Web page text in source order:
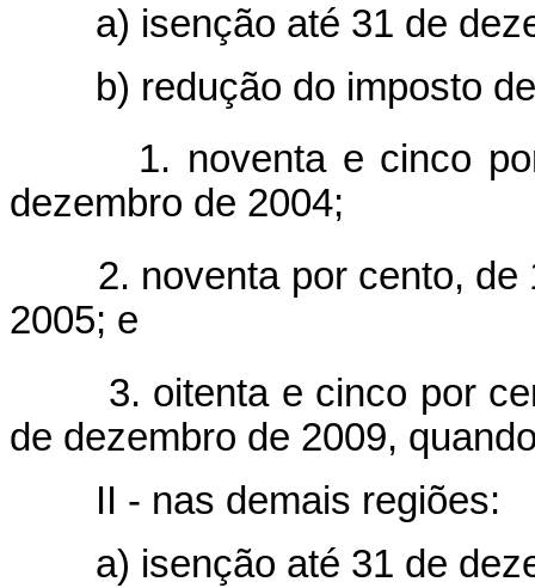
a) isenção até 31 de
b) redução do imposto
1. noventa e cinco por
dezembro de 2004;
2. noventa por cento, de
2005; e
3. oitenta e cinco por
de dezembro de 2009,
II - nas demais regiões:
a) isenção até 31 de